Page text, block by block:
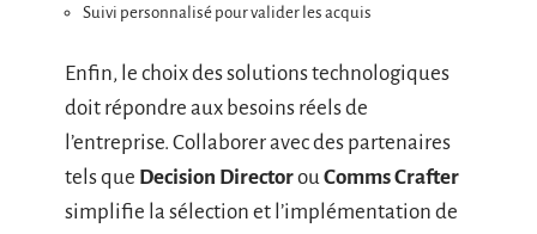
Suivi personnalisé pour valider les acquis
Enfin, le choix des solutions technologiques
doit répondre aux besoins réels de
l’entreprise. Collaborer avec des partenaires
tels que Decision DirectorouComms Crafter
simplifie la sélection et l’implémentation de